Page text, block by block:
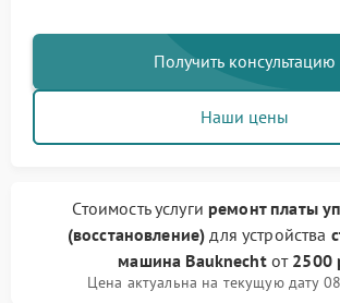
Получить консультацию
Наши цены
Стоимость услуги ремонт платы
(восстановление) для устройства
машина Bauknechtот 2500
Цена актуальна на текущую дату